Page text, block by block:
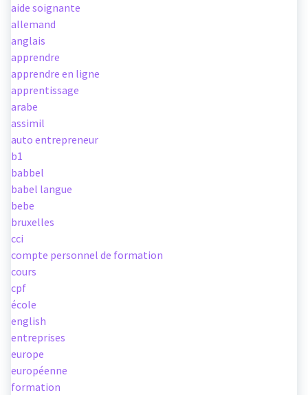
aide soignante
allemand
anglais
apprendre
apprendre en ligne
apprentissage
arabe
assimil
auto entrepreneur
b1
babbel
babel langue
bebe
bruxelles
cci
compte personnel de formation
cours
cpf
école
english
entreprises
europe
européenne
formation